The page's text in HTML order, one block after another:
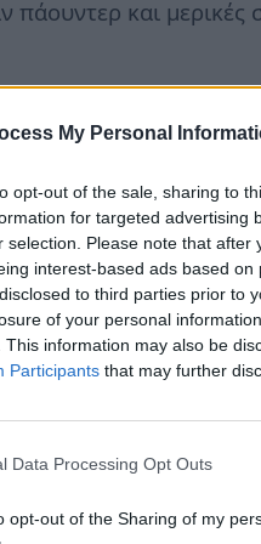
My Personal
opt-out of the sale, sharing to
for targeted advertising
selection. Please note that
interest-based ads based
to third parties prior to
of your personal
This information may also be
Participants that may further
Data Processing Opt Outs
opt-out of the Sharing of my
πάουντερ και
αλλά εάν κατά
στη συνέχεια